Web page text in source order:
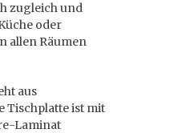
zugleich und
oder
allen Räumen
aus
Tischplatte ist mit
Laminat